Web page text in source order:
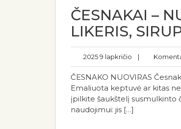
ČESNAKAI –
LIKERIS,
2025 9 lapkričio |
ČESNAKO NUOVIRAS
Emaliuota keptuvė ar kitas
įpilkite šaukštelį susmulkinto
naudojimui: jis […]